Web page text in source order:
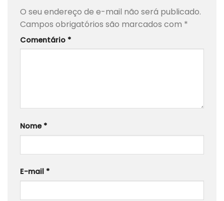
O seu endereço de e-mail não será publicado.
Campos obrigatórios são marcados com *
Comentário *
Nome *
E-mail *